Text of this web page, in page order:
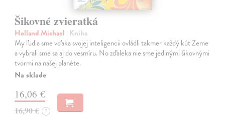
Šikovné zvieratká
Holland Michael | Kniha
My ľudia sme vďaka svojej inteligencii ovládli takmer každý kút Zeme
a vybrali sme sa aj do vesmíru. No zďaleka nie sme jedinými šikovnými
tvormi na našej planéte.
Na sklade
16,06 €
16,90 € ?